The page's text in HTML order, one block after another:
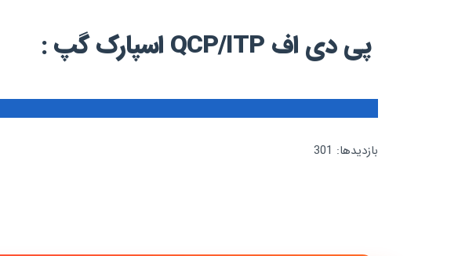
پی دی اف QCP/ITP اسپارک گپ :
بازدیدها: 301